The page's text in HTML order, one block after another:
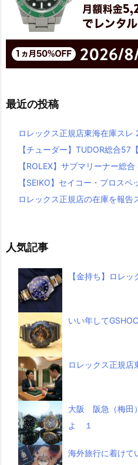
最近の投稿
ロレックス正規店東海在庫スレ
【チューダー】TUDOR総合57
【ROLEX】サブマリーナー総
【SEIKO】セイコー・プロスペ
ロレックス正規店の在庫を報告
人気記事
【金持ち】ロレ
いい年して
ロレックス正規店
大阪 阪急（梅田
よ １
海外旅行に着けて